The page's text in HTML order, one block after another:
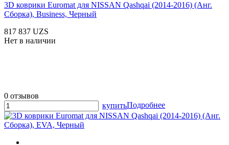
3D коврики Euromat для NISSAN Qashqai (2014-2016) (Анг.
Сборка), Business, Черный
817 837 UZS
Нет в наличии
0 отзывов
купитьПодробнее